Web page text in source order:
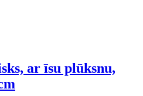
ar īsu plūksnu,